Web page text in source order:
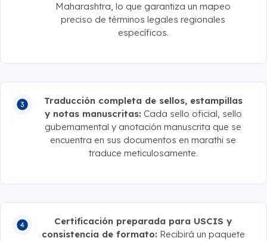
Maharashtra, lo que garantiza un mapeo
preciso de términos legales regionales
específicos.
Traducción completa de sellos, estampillas
y notas manuscritas: Cada sello oficial, sello
gubernamental y anotación manuscrita que se
encuentra en sus documentos en marathi se
traduce meticulosamente.
Certificación preparada para USCIS y
consistencia de formato: Recibirá un paquete